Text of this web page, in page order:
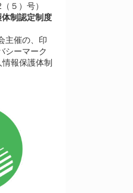
５）号）
制認定制度
主催の、印
シーマーク
情報保護体制